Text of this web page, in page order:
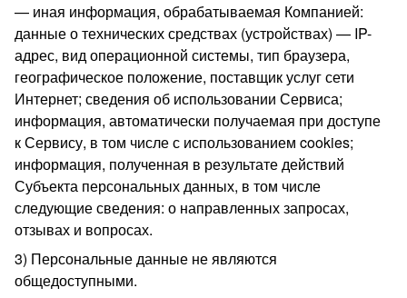
иная информация, обрабатываемая Компанией:
данные о технических средствах (устройствах) — IP-
адрес, вид операционной системы, тип браузера,
географическое положение, поставщик услуг сети
Интернет; сведения об использовании Сервиса;
информация, автоматически получаемая при доступе
к Сервису, в том числе с использованием cookies;
информация, полученная в результате действий
Субъекта персональных данных, в том числе
следующие сведения: о направленных запросах,
отзывах и вопросах.
3) Персональные данные не являются
общедоступными.